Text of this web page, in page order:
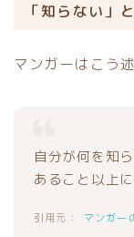
「知らない」
マンガーはこう
自分が何を知
あること以上
マンガー